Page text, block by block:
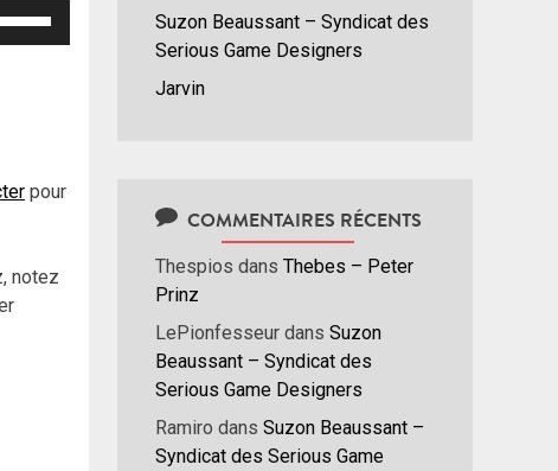
ou
volume.
pour
notez
Suzon Beaussant – Syndicat des
Serious Game Designers
Jarvin
COMMENTAIRES RÉCENTS
Thespios dans Thebes – Peter
Prinz
LePionfesseur dans Suzon
Beaussant – Syndicat des
Serious Game Designers
Ramiro dans Suzon Beaussant –
Syndicat des Serious Game